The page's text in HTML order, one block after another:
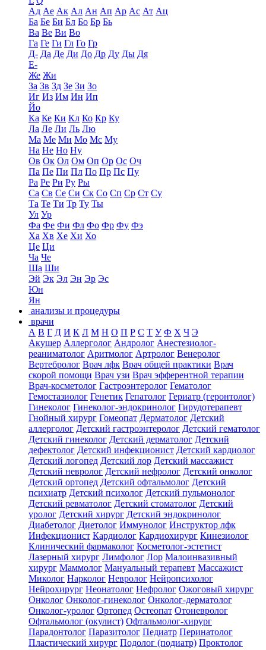
Ад Ае Ак Ал Ан Ап Ар Ас Ат Ац
Ба Бе Би Бл Бо Бр Бь
Ва Ве Ви Во
Га Ге Ги Гл Го Гр
Д- Да Де Ди До Др Ду Ды Дя
Е-
Же Жи
За Зв Зд Зе Зи Зо
Иг Из Им Ин Ип
Йо
Ка Ке Ки Кл Ко Кр Ку
Ла Ле Ли Ль Лю
Ма Ме Ми Мо Мс Му
На Не Но Ну
Ов Ок Ол Ом Оп Ор Ос Оч
Па Пе Пи Пл По Пр Пс Пу
Ра Ре Ри Ру Ры
Са Св Се Си Ск Со Сп Ср Ст Су
Та Те Ти Тр Ту Ты
Ул Ур
Фа Фе Фи Фл Фо Фр Фу Фэ
Ха Хв Хе Хи Хо
Це Ци
Ча Че
Ша Ши
Эй Эк Эл Эн Эр Эс
Юн
Ян
анализы и процедуры
врачи
А В Г Д И К Л М Н О П Р С Т У Ф Х Ч Э
Акушер Аллерголог Андролог Анестезиолог-
реаниматолог Аритмолог Артролог Венеролог
Вертебролог Врач лфк Врач общей практики Врач
скорой помощи Врач узи Врач эфферентной терапии
Врач-косметолог Гастроэнтеролог Гематолог
Гемостазиолог Генетик Гепатолог Гериатр (геронтолог)
Гинеколог Гинеколог-эндокринолог Гирудотерапевт
Гнойный хирург Гомеопат Дерматолог Детский
аллерголог Детский гастроэнтеролог Детский гематолог
Детский гинеколог Детский дерматолог Детский
дефектолог Детский инфекционист Детский кардиолог
Детский логопед Детский лор Детский массажист
Детский невролог Детский нефролог Детский онколог
Детский ортопед Детский офтальмолог Детский
психиатр Детский психолог Детский пульмонолог
Детский ревматолог Детский стоматолог Детский
уролог Детский хирург Детский эндокринолог
Диабетолог Диетолог Иммунолог Инструктор лфк
Инфекционист Кардиолог Кардиохирург Кинезиолог
Клинический фармаколог Косметолог-эстетист
Лазерный хирург Лимфолог Лор Малоинвазивный
хирург Маммолог Мануальный терапевт Массажист
Миколог Нарколог Невролог Нейропсихолог
Нейрохирург Неонатолог Нефролог Ожоговый хирург
Онколог Онколог-гинеколог Онколог-дерматолог
Онколог-уролог Ортопед Остеопат Отоневролог
Офтальмолог (окулист) Офтальмолог-хирург
Парадонтолог Паразитолог Педиатр Перинатолог
Пластический хирург Подолог (подиатр) Проктолог